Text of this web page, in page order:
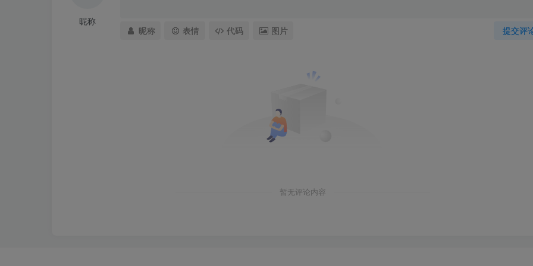
昵称
提交评
昵称 表情 代码 图片
暂无评论内容